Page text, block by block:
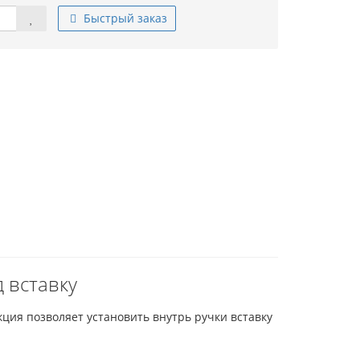
Быстрый заказ
позволяет установить внутрь ручки вставку